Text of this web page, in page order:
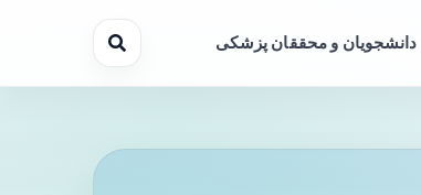
دانشجویان و محققان پزشکی